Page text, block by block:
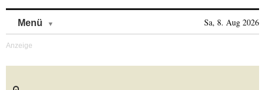
Menü Sa, 8. Aug 2026